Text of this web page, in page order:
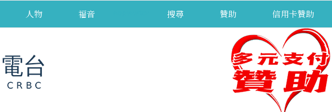
人物 福音 搜尋 贊助 信用卡贊助